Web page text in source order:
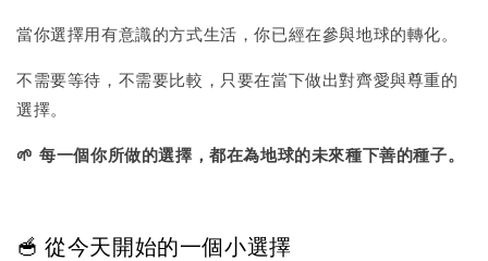
當你選擇用有意識的方式生活，你已經在參與地球的轉化。
不需要等待，不需要比較，只要在當下做出對齊愛與尊重的
選擇。
🌱 每一個你所做的選擇，都在為地球的未來種下善的種子。
🥣 從今天開始的一個小選擇